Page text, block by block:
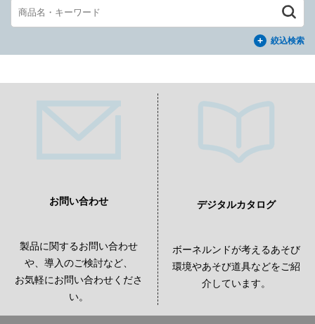
絞込検索
お問い合わせ
製品に関するお問い合わせ
や、導入のご検討など、
お気軽にお問い合わせくださ
い。
デジタルカタログ
ボーネルンドが考えるあそび
環境やあそび道具などをご紹
介しています。